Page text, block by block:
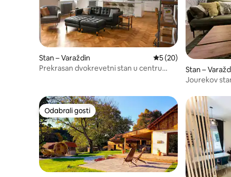
Stan – Varaždin Prosječna ocjena: 5/5,
5 (20)
Prekrasan dvokrevetni stan u centru
Stan –
Jourekov
Odabrali gosti
Odabrali gosti